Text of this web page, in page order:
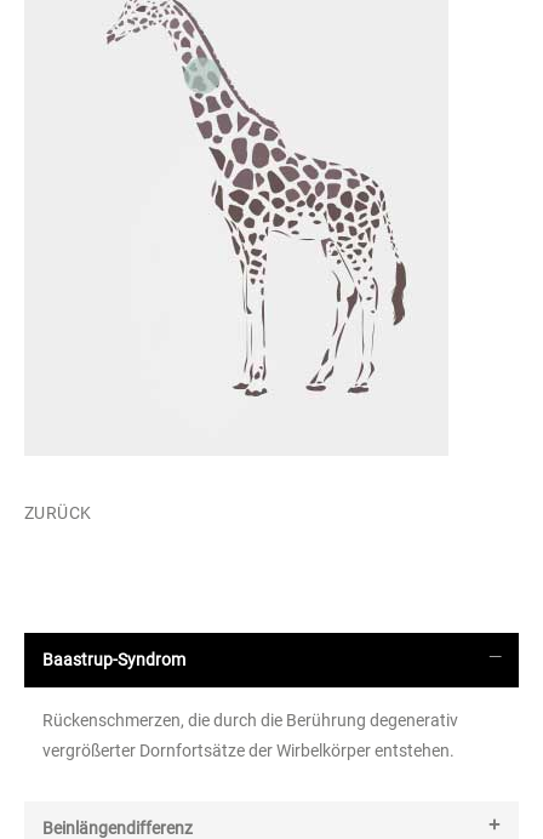
ZURÜCK
Baastrup-Syndrom
Rückenschmerzen, die durch die Berührung degenerativ
vergrößerter Dornfortsätze der Wirbelkörper entstehen.
Beinlängendifferenz